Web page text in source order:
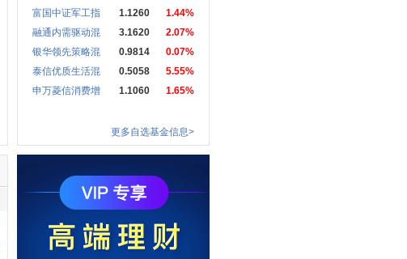
富国中证军工指
1.1260
1.44%
融通内需驱动混
3.1620
2.07%
银华领先策略混
0.9814
0.07%
泰信优质生活混
0.5058
5.55%
申万菱信消费增
1.1060 1.65%
更多自选基金信息>